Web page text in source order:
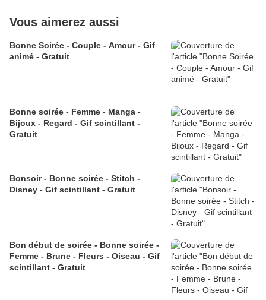
Vous aimerez aussi
Bonne Soirée - Couple - Amour - Gif
animé - Gratuit
Bonne soirée - Femme - Manga -
Bijoux - Regard - Gif scintillant -
Gratuit
Bonsoir - Bonne soirée - Stitch -
Disney - Gif scintillant - Gratuit
Bon début de soirée - Bonne soirée -
Femme - Brune - Fleurs - Oiseau - Gif
scintillant - Gratuit